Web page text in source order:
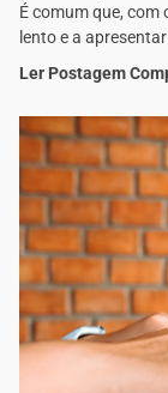
É comum que, com
lento e a
Ler Postagem